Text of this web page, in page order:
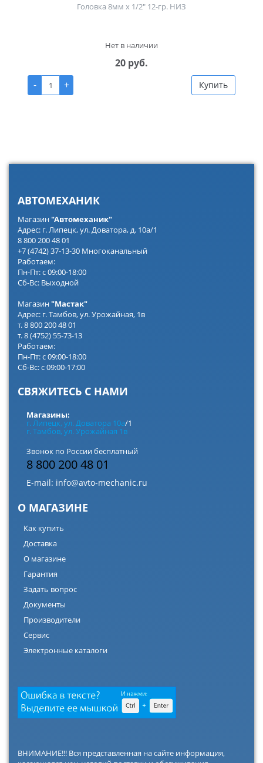
Головка 8мм х 1/2" 12-гр. НИЗ
Нет в наличии
20 руб.
-
+ Купить
АВТОМЕХАНИК
Магазин"Автомеханик"
Адрес: г. Липецк, ул. Доватора, д. 10а/1
8 800 200 48 01
+7 (4742) 37-13-30 Многоканальный
Работаем:
Пн-Пт: с 09:00-18:00
Сб-Вс: Выходной
Магазин"Мастак"
Адрес: г. Тамбов, ул. Урожайная, 1в
т. 8 800 200 48 01
т. 8 (4752) 55-73-13
Работаем:
Пн-Пт: с 09:00-18:00
Сб-Вс: с 09:00-17:00
СВЯЖИТЕСЬ С НАМИ
Магазины:
г. Липецк, ул. Доватора 10а/1
г. Тамбов, ул. Урожайная 1в
Звонок по России бесплатный
8 800 200 48 01
E-mail: info@avto-mechanic.ru
О МАГАЗИНЕ
Как купить
Доставка
О магазине
Гарантия
Задать вопрос
Документы
Производители
Сервис
Электронные каталоги
ВНИМАНИЕ!!! Вся представленная на сайте информация,